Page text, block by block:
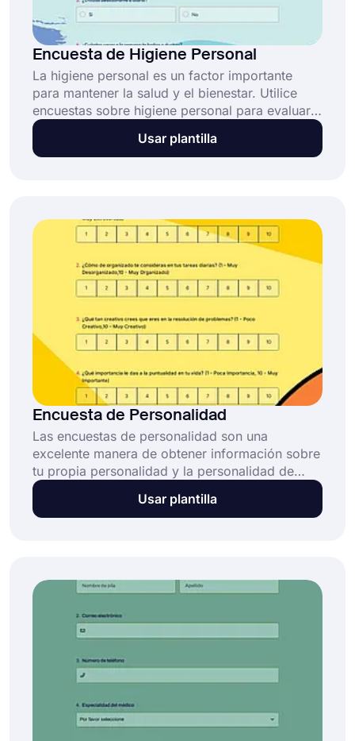
Encuesta de Higiene Personal
La higiene personal es un factor importante
para mantener la salud y el bienestar. Utilice
encuestas sobre higiene personal para evaluar
el nivel de conformidad con prácticas de
higiene personal dentro de una comunidad o
Usar plantilla
Encuesta de Personalidad
Las encuestas de personalidad son una
excelente manera de obtener información sobre
tu propia personalidad y la personalidad de
otras personas. Crea tu encuesta utilizando el
modelo gratuito de encuesta de personalidad
Usar plantilla